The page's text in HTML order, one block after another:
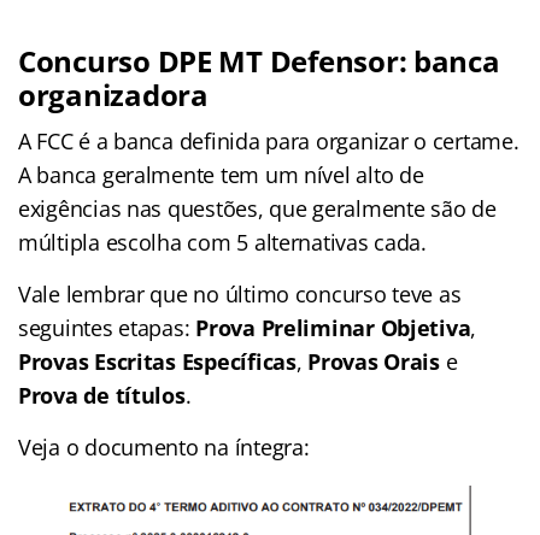
Concurso DPE MTDefensor: banca
organizadora
A FCC é a banca definida para organizar o certame.
A banca geralmente tem um nível alto de
exigências nas questões, que geralmente são de
múltipla escolha com 5 alternativas cada.
Vale lembrar que no último concurso teve as
seguintes etapas: Prova Preliminar Objetiva,
Provas Escritas Específicas, Provas Oraise
Prova de títulos.
Veja o documento na íntegra: